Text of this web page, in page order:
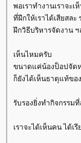
พอเราทำงานเราจะ
ที่ฝึกให้เราได้เสียสล
ฝึกวิธีบริหารจัดงาน ฯ
เห็นไหมครับ
ขนาดแค่น้องป็อปจัด
ก็ยังได้เห็นธาตุแท้ขอ
รับรองยิ่งทำกิจกรรม
เราจะได้เห็นคน ได้เ